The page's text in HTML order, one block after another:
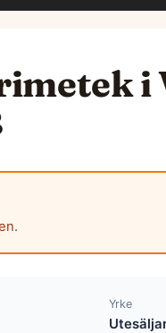
i
Yrke